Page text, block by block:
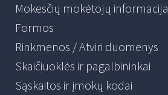
Mokesčių mokėtojų informacija
Formos
Rinkmenos / Atviri duomenys
Skaičiuoklės ir pagalbininkai
Sąskaitos ir įmokų kodai